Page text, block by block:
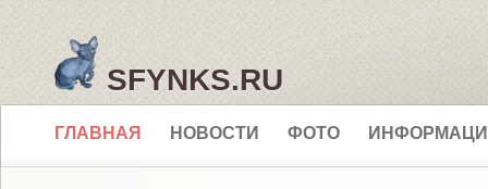
SFYNKS.RU
ГЛАВНАЯ НОВОСТИ ФОТО